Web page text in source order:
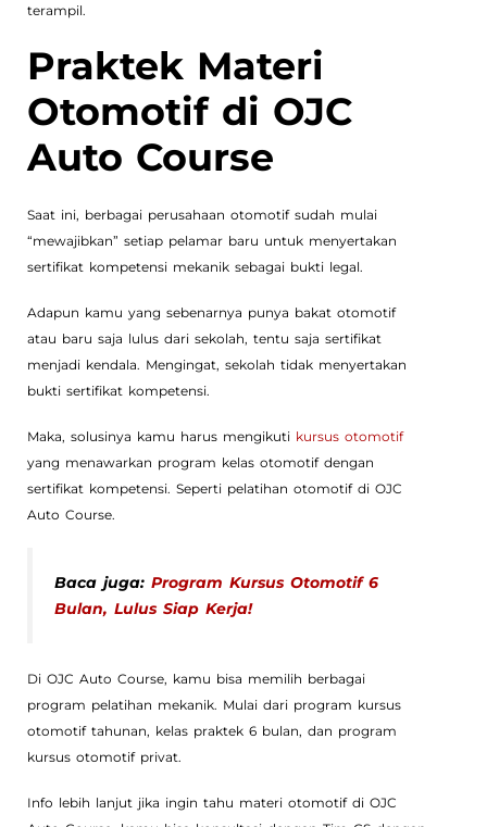
terampil.
Praktek Materi
Otomotif di OJC
Auto Course
Saat ini, berbagai perusahaan otomotif sudah mulai
“mewajibkan” setiap pelamar baru untuk menyertakan
sertifikat kompetensi mekanik sebagai bukti legal.
Adapun kamu yang sebenarnya punya bakat otomotif
atau baru saja lulus dari sekolah, tentu saja sertifikat
menjadi kendala. Mengingat, sekolah tidak menyertakan
bukti sertifikat kompetensi.
Maka, solusinya kamu harus mengikuti kursus otomotif
yang menawarkan program kelas otomotif dengan
sertifikat kompetensi. Seperti pelatihan otomotif di OJC
Auto Course.
Baca juga: Program Kursus Otomotif 6
Bulan, Lulus Siap Kerja!
Di OJC Auto Course, kamu bisa memilih berbagai
program pelatihan mekanik. Mulai dari program kursus
otomotif tahunan, kelas praktek 6 bulan, dan program
kursus otomotif privat.
Info lebih lanjut jika ingin tahu materi otomotif di OJC